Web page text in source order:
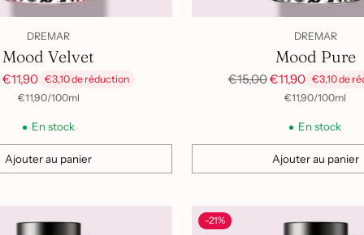
DREMAR
Mood Velvet
€11,90 €3,10 de réduction
Prix
€11,90/
par 100ml
En stock
Ajouter au panier
DREMAR
Mood Pure
Prix
€15,00€11,90 €3,10 de
Prix
€11,90/
par 100ml
En stock
Ajouter au panier
Quantité
-21%